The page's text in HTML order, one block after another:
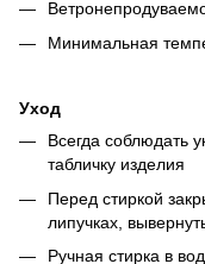
Минимальная
Уход
Всегда соблюдать
табличку изделия
Перед стиркой
липучках,
Ручная стирка в